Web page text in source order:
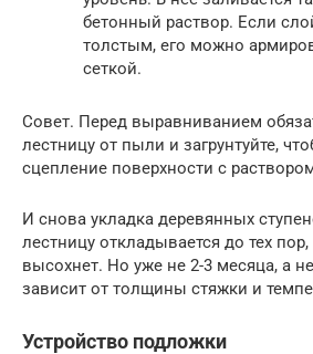
бетонный раствор. Если
толстым, его можно
сеткой.
Совет. Перед выравниванием
лестницу от пыли и загрунтуйте,
сцепление поверхности с
И снова укладка деревянных
лестницу откладывается до тех
высохнет. Но уже не 2-3 месяца, а
зависит от толщины стяжки и
Устройство подложки